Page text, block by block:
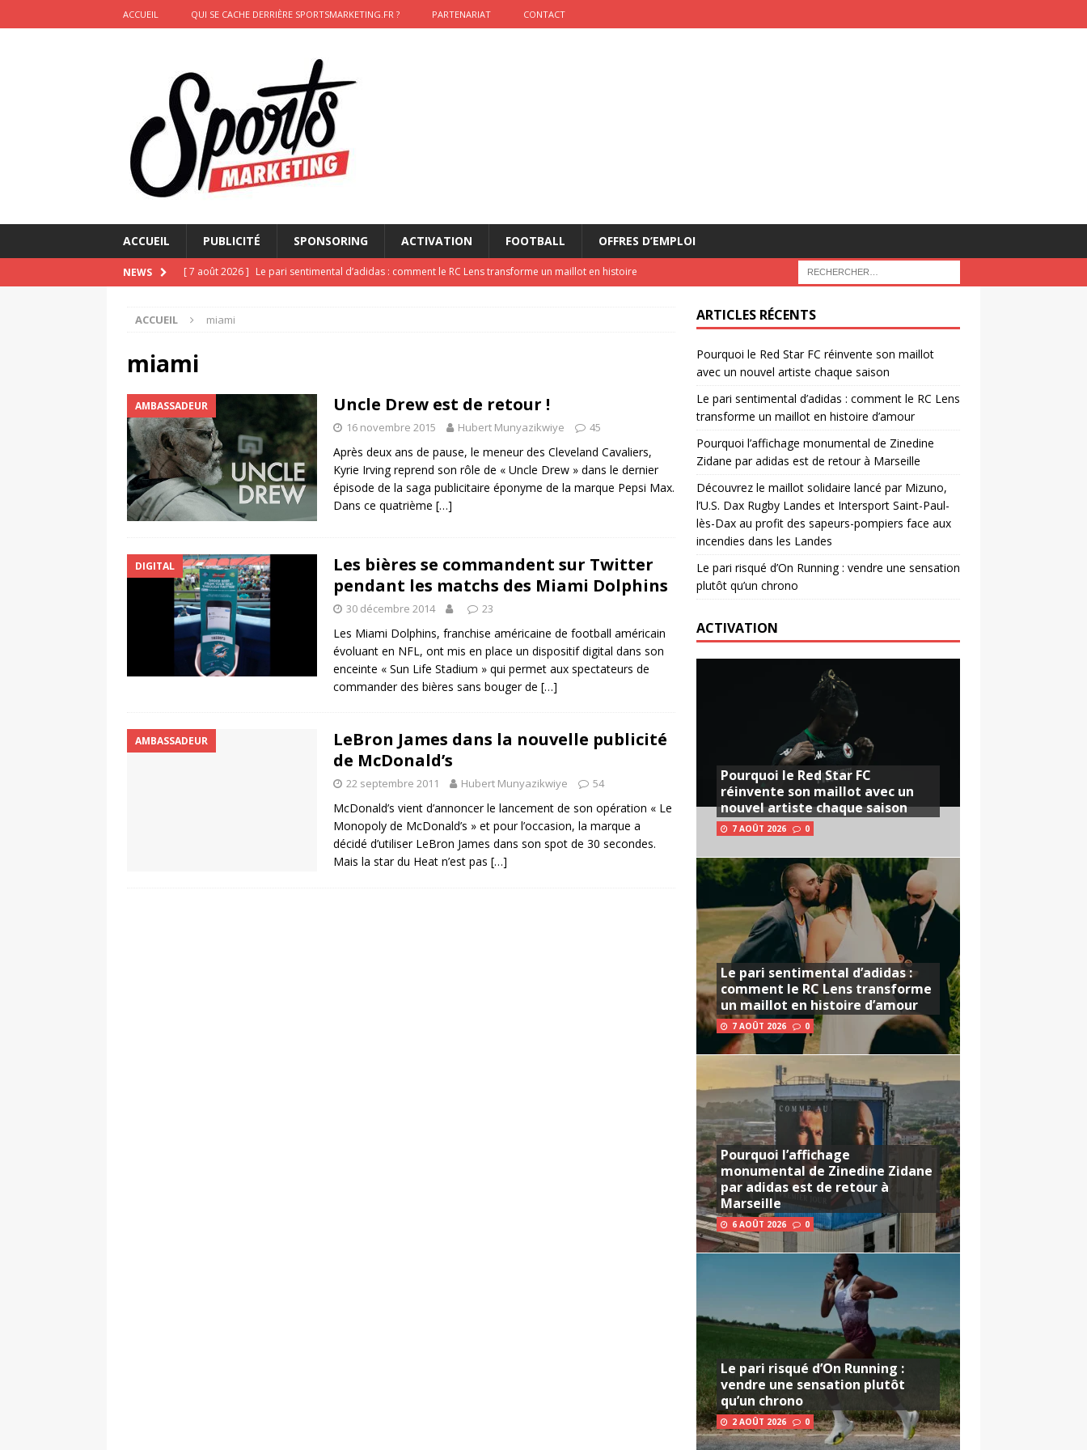
ACCUEIL QUI SE CACHE DERRIÈRE SPORTSMARKETING.FR ? PARTENARIAT CONTACT
ACCUEIL PUBLICITÉ SPONSORING ACTIVATION FOOTBALL OFFRES D’EMPLOI
NEWS [ 7 août 2026 ] Le pari sentimental d’adidas : comment le RC Lens transforme un maillot en histoire
[ 6 août 2026 ]
Marseille
Saint-Paul-lès-Dax au profit des sapeurs-pompiers face aux incendies dans les Landes
[ 2 août 2026 ] Le pari risqué d’On Running : vendre une sensation plutôt qu’un chrono
[ 7 août 2026 ] Pourquoi le Red Star FC réinvente son maillot avec un nouvel artiste chaque saison
ACTIVATION
ACCUEIL miami
miami
AMBASSADEUR Uncle Drew est de retour !
16 novembre 2015 Hubert Munyazikwiye 45
Après deux ans de pause, le meneur des Cleveland Cavaliers,
Kyrie Irving reprend son rôle de « Uncle Drew » dans le dernier
épisode de la saga publicitaire éponyme de la marque Pepsi Max.
Dans ce quatrième […]
DIGITAL
Les bières se commandent sur Twitter
pendant les matchs des Miami Dolphins
30 décembre 2014 23
Les Miami Dolphins, franchise américaine de football américain
évoluant en NFL, ont mis en place un dispositif digital dans son
enceinte « Sun Life Stadium » qui permet aux spectateurs de
commander des bières sans bouger de […]
AMBASSADEUR
LeBron James dans la nouvelle publicité
de McDonald’s
22 septembre 2011 Hubert Munyazikwiye 54
McDonald’s vient d’annoncer le lancement de son opération « Le
Monopoly de McDonald’s » et pour l’occasion, la marque a
décidé d’utiliser LeBron James dans son spot de 30 secondes.
Mais la star du Heat n’est pas […]
ARTICLES RÉCENTS
Pourquoi le Red Star FC réinvente son maillot
avec un nouvel artiste chaque saison
Le pari sentimental d’adidas : comment le RC Lens
transforme un maillot en histoire d’amour
Pourquoi l’affichage monumental de Zinedine
Zidane par adidas est de retour à Marseille
Découvrez le maillot solidaire lancé par Mizuno,
l’U.S. Dax Rugby Landes et Intersport Saint-Paul-
lès-Dax au profit des sapeurs-pompiers face aux
incendies dans les Landes
Le pari risqué d’On Running : vendre une sensation
plutôt qu’un chrono
ACTIVATION
Pourquoi le Red Star FC
réinvente son maillot avec un
nouvel artiste chaque saison
7 AOÛT 2026 0
Le pari sentimental d’adidas :
comment le RC Lens transforme
un maillot en histoire d’amour
7 AOÛT 2026 0
Pourquoi l’affichage
monumental de Zinedine Zidane
par adidas est de retour à
Marseille
6 AOÛT 2026 0
Le pari risqué d’On Running :
vendre une sensation plutôt
qu’un chrono
2 AOÛT 2026 0